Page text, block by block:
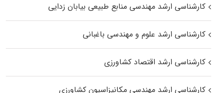
کارشناسی ارشد مهندسی منابع طبیعی بیابان زدایی
کارشناسی ارشد علوم و مهندسی باغبانی
کارشناسی ارشد اقتصاد کشاورزی
کارشناسی ارشد مهندسی مکانیزاسیون کشاورزی